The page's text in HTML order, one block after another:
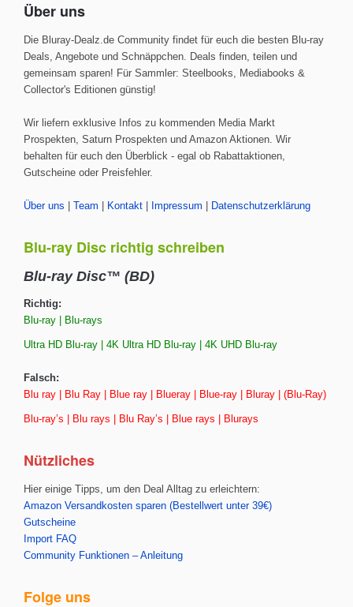
Über uns
Die Bluray-Dealz.de Community findet für euch die besten Blu-ray
Deals, Angebote und Schnäppchen. Deals finden, teilen und
gemeinsam sparen! Für Sammler: Steelbooks, Mediabooks &
Collector's Editionen günstig!
Wir liefern exklusive Infos zu kommenden Media Markt
Prospekten, Saturn Prospekten und Amazon Aktionen. Wir
behalten für euch den Überblick - egal ob Rabattaktionen,
Gutscheine oder Preisfehler.
Über uns Team Kontakt Impressum Datenschutzerklärung
Blu-ray Disc richtig schreiben
Blu-ray Disc™ (BD)
Richtig:
Blu-ray | Blu-rays
Ultra HD Blu-ray | 4K Ultra HD Blu-ray | 4K UHD Blu-ray
Falsch:
Blu ray | Blu Ray | Blue ray | Blueray | Blue-ray | Bluray | (Blu-Ray)
Blu-ray’s | Blu rays | Blu Ray’s | Blue rays | Blurays
Nützliches
Hier einige Tipps, um den Deal Alltag zu erleichtern:
Amazon Versandkosten sparen (Bestellwert unter 39€)
Gutscheine
Import FAQ
Community Funktionen – Anleitung
Folge uns